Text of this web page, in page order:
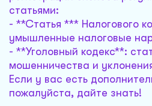
статьями:
- **Статья *** Налогового
умышленные налоговые
- **Уголовный кодекс**:
мошенничества и
Если у вас есть
пожалуйста, дайте знать!